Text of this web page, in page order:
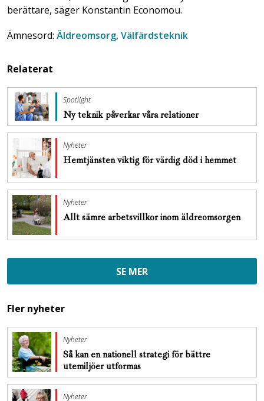
berättare, säger Konstantin Economou.
Ämnesord: Äldreomsorg, Välfärdsteknik
Relaterat
Spotlight
Ny teknik påverkar våra relationer
Nyheter
Hemtjänsten viktig för värdig död i hemmet
Nyheter
Allt sämre arbetsvillkor inom äldreomsorgen
SE MER
Fler nyheter
Nyheter
Så kan en nationell strategi för bättre
utemiljöer utformas
Nyheter